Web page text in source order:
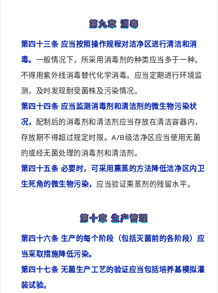
第九章 消毒
第四十三条 应当按照操作规程对洁净区进行清洁和消
毒。 一般情况下，所采用消毒剂的种类应当多于一种。
不得用紫外线消毒替代化学消毒。应当定期进行环境监
测，及时发现耐受菌株及污染情况。
第四十四条 应当监测消毒剂和清洁剂的微生物污染状
况， 配制后的消毒剂和清洁剂应当存放在清洁容器内，
存放期不得超过规定时限。A/B级洁净区应当使用无菌
的或经无菌处理的消毒剂和清洁剂。
第四十五条 必要时，可采用熏蒸的方法降低洁净区内卫
生死角的微生物污染， 应当验证熏蒸剂的残留水平。
第十章 生产管理
第四十六条 生产的每个阶段（包括灭菌前的各阶段）应
当采取措施降低污染。
第四十七条 无菌生产工艺的验证应当包括培养基模拟灌
装试验。